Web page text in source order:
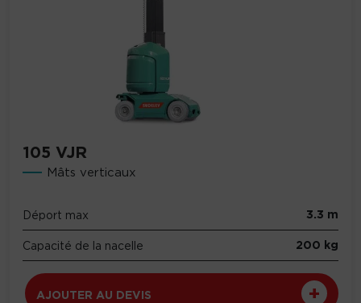
105 VJR
Mâts verticaux
Déport max 3.3 m
Capacité de la nacelle 200 kg
AJOUTER AU DEVIS